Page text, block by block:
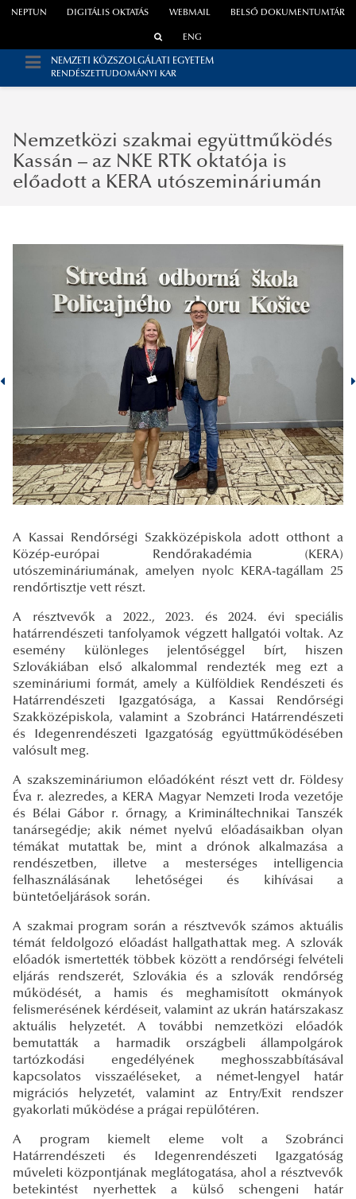
WEBMAIL
NEPTUN DIGITÁLIS OKTATÁS BELSŐ DOKUMENTUMTÁR
ENG
NEMZETI KÖZSZOLGÁLATI EGYETEM
RENDÉSZETTUDOMÁNYI KAR
Nemzetközi szakmai együttműködés
Kassán – az NKE RTK oktatója is
előadott a KERA utószemináriumán
A Kassai Rendőrségi Szakközépiskola adott otthont a
Közép-európai Rendőrakadémia (KERA)
utószemináriumának, amelyen nyolc KERA-tagállam 25
rendőrtisztje vett részt.
A résztvevők a 2022., 2023. és 2024. évi speciális
határrendészeti tanfolyamok végzett hallgatói voltak. Az
esemény különleges jelentőséggel bírt, hiszen
Szlovákiában első alkalommal rendezték meg ezt a
szemináriumi formát, amely a Külföldiek Rendészeti és
Határrendészeti Igazgatósága, a Kassai Rendőrségi
Szakközépiskola, valamint a Szobránci Határrendészeti
és Idegenrendészeti Igazgatóság együttműködésében
valósult meg.
A szakszemináriumon előadóként részt vett dr. Földesy
Éva r. alezredes, a KERA Magyar Nemzeti Iroda vezetője
és Bélai Gábor r. őrnagy, a Krimináltechnikai Tanszék
tanársegédje; akik német nyelvű előadásaikban olyan
témákat mutattak be, mint a drónok alkalmazása a
rendészetben, illetve a mesterséges intelligencia
felhasználásának lehetőségei és kihívásai a
büntetőeljárások során.
A szakmai program során a résztvevők számos aktuális
témát feldolgozó előadást hallgathattak meg. A szlovák
előadók ismertették többek között a rendőrségi felvételi
eljárás rendszerét, Szlovákia és a szlovák rendőrség
működését, a hamis és meghamisított okmányok
felismerésének kérdéseit, valamint az ukrán határszakasz
aktuális helyzetét. A további nemzetközi előadók
bemutatták a harmadik országbeli állampolgárok
tartózkodási engedélyének meghosszabbításával
kapcsolatos visszaéléseket, a német-lengyel határ
migrációs helyzetét, valamint az Entry/Exit rendszer
gyakorlati működése a prágai repülőtéren.
A program kiemelt eleme volt a Szobránci
Határrendészeti és Idegenrendészeti Igazgatóság
műveleti központjának meglátogatása, ahol a résztvevők
betekintést nyerhettek a külső schengeni határ